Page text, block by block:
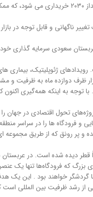
عربستان سعودی به عنوان بخشی از سرمایه
ناگهانی و قابل توجه در
مورد پروژه چشم انداز ۲۰۳۰ افزایش می دهد
ژئوپلیتیک، بیماری
و گران‌ترین پروژه‌های تحول
و فرودگاه ها را در سراسر
سرزنده و پر رونق که از
دیده شده است. در
بزرگ که فرودگاه‌ها تنها یک
از رشد ظرفیت بین المللی